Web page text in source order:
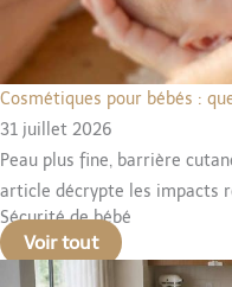
Cosmétiques pour bébés :
31 juillet 2026
Peau plus fine, barrière
article décrypte les impacts
Sécurité de bébé
Voir tout